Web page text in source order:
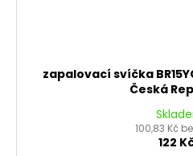
zapalovací svíčka
Česká
100,83 Kč
122